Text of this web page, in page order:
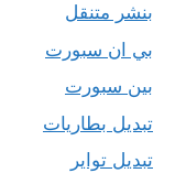
بنشر متنقل
بي ان سبورت
بين سبورت
تبديل بطاريات
تبديل تواير